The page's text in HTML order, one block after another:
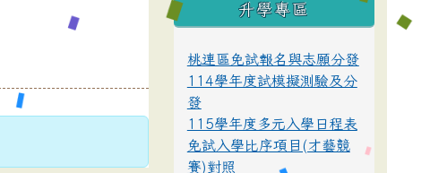
升學專區
桃連區免試報名與志願分發
114學年度試模擬測驗及分
發
115學年度多元入學日程表
免試入學比序項目(才藝競
賽)對照